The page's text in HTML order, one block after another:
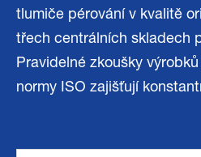
tlumiče pérování v kvalitě
třech centrálních skladech
Pravidelné zkoušky
normy ISO zajišťují